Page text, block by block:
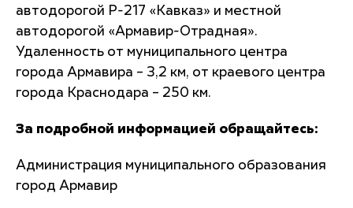
автодорогой Р-217 «Кавказ» и местной
автодорогой «Армавир-Отрадная».
Удаленность от муниципального центра
города Армавира – 3,2 км, от краевого центра
города Краснодара – 250 км.
За подробной информацией обращайтесь:
Администрация муниципального образования
город Армавир